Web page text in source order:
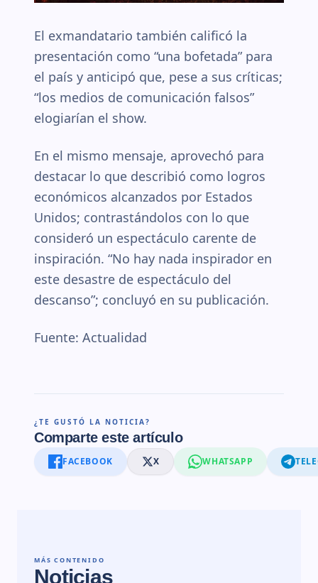
El exmandatario también calificó la
presentación como “una bofetada” para
el país y anticipó que, pese a sus críticas;
“los medios de comunicación falsos”
elogiarían el show.
En el mismo mensaje, aprovechó para
destacar lo que describió como logros
económicos alcanzados por Estados
Unidos; contrastándolos con lo que
consideró un espectáculo carente de
inspiración. “No hay nada inspirador en
este desastre de espectáculo del
descanso”; concluyó en su publicación.
Fuente: Actualidad
¿TE GUSTÓ LA NOTICIA?
Comparte este artículo
FACEBOOK X WHATSAPP
MÁS CONTENIDO
Noticias